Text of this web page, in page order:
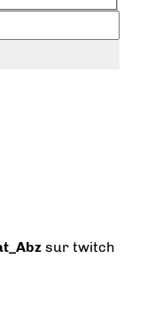
sur twitch